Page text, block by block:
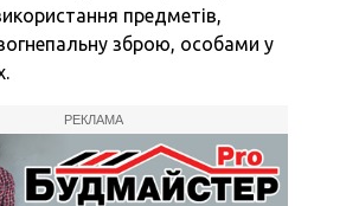
предметів,
зброю, особами у
РЕКЛАМА